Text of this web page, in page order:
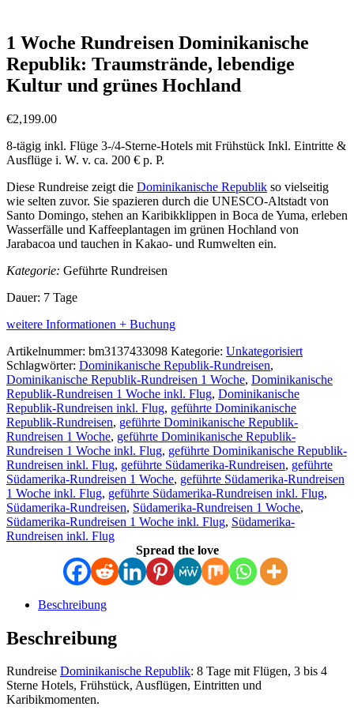
1 Woche Rundreisen Dominikanische
Republik: Traumstrände, lebendige
Kultur und grünes Hochland
€2,199.00
8-tägig inkl. Flüge 3-/4-Sterne-Hotels mit Frühstück Inkl. Eintritte &
Ausflüge i. W. v. ca. 200 € p. P.​
Diese Rundreise zeigt die Dominikanische Republik so vielseitig
wie selten zuvor. Sie spazieren durch die UNESCO-Altstadt von
Santo Domingo, stehen an Karibikklippen in Boca de Yuma, erleben
Wasserfälle und Kaffeeplantagen im grünen Hochland von
Jarabacoa und tauchen in Kakao- und Rumwelten ein.
Kategorie: Geführte Rundreisen
Dauer: 7 Tage
weitere Informationen + Buchung
Artikelnummer: bm3137433098 Kategorie: Unkategorisiert
Schlagwörter: Dominikanische Republik-Rundreisen,
Dominikanische Republik-Rundreisen 1 Woche, Dominikanische
Republik-Rundreisen 1 Woche inkl. Flug, Dominikanische
Republik-Rundreisen inkl. Flug, geführte Dominikanische
Republik-Rundreisen, geführte Dominikanische Republik-
Rundreisen 1 Woche, geführte Dominikanische Republik-
Rundreisen 1 Woche inkl. Flug, geführte Dominikanische Republik-
Rundreisen inkl. Flug, geführte Südamerika-Rundreisen, geführte
Südamerika-Rundreisen 1 Woche, geführte Südamerika-Rundreisen
1 Woche inkl. Flug, geführte Südamerika-Rundreisen inkl. Flug,
Südamerika-Rundreisen, Südamerika-Rundreisen 1 Woche,
Südamerika-Rundreisen 1 Woche inkl. Flug, Südamerika-
Rundreisen inkl. Flug
Spread the love
Beschreibung
Beschreibung
Rundreise Dominikanische Republik: 8 Tage mit Flügen, 3 bis 4
Sterne Hotels, Frühstück, Ausflügen, Eintritten und
Karibikmomenten.